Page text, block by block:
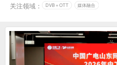
关注领域：
DVB＋OTT 媒体融合